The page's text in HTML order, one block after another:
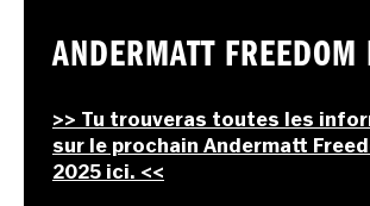
ANDERMATT FREEDOM
>> Tu trouveras toutes les
sur le prochain Andermatt
2025 ici. <<